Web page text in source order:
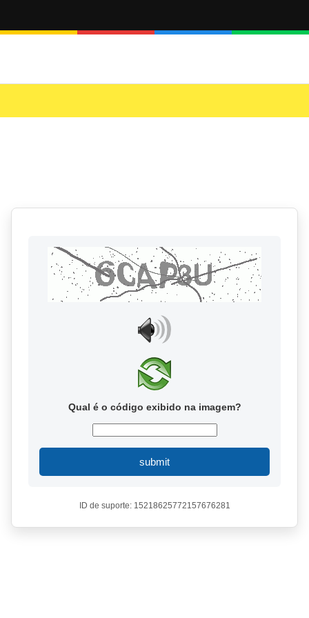
Qual é o código exibido na imagem?
submit
ID de suporte: 15218625772157676281